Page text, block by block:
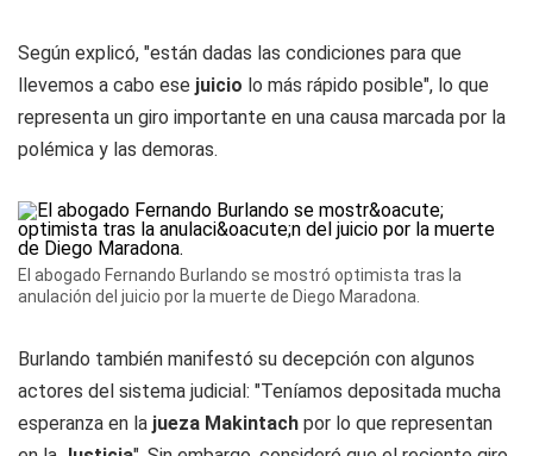
Según explicó, "están dadas las condiciones para que
llevemos a cabo ese juicio lo más rápido posible", lo que
representa un giro importante en una causa marcada por la
polémica y las demoras.
El abogado Fernando Burlando se mostró optimista tras la
anulación del juicio por la muerte de Diego Maradona.
Burlando también manifestó su decepción con algunos
actores del sistema judicial: "Teníamos depositada mucha
esperanza en la jueza Makintach por lo que representan